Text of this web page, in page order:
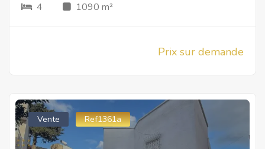
4 1090 m²
Prix sur demande
Vente Ref1361a